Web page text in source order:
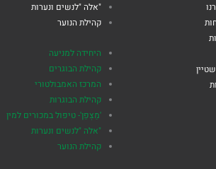
"אלה "לנשים ונערות
קהילת הנוער
היחידה למניעה
קהילת הבוגרים
המרכז האמבולטורי
קהילת הבוגרות
'מַצְפֵן'- טיפול במכורים למין
"אלה "לנשים ונערות
קהילת הנוער